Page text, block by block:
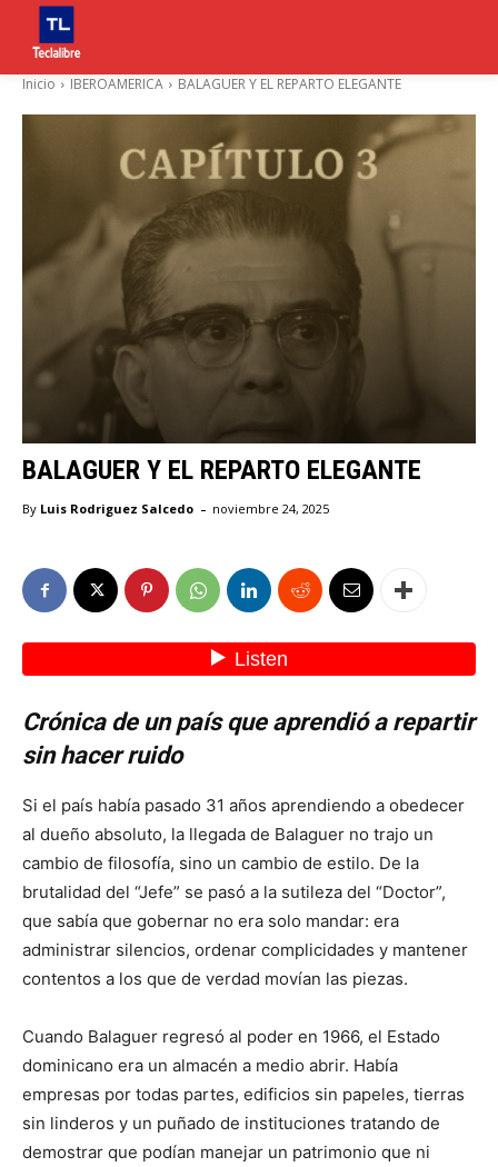
Inicio IBEROAMERICA BALAGUER Y EL REPARTO ELEGANTE
BALAGUER Y EL REPARTO ELEGANTE
By Luis Rodriguez Salcedo - noviembre 24, 2025
Crónica de un país que aprendió a repartir
sin hacer ruido
Si el país había pasado 31 años aprendiendo a obedecer
al dueño absoluto, la llegada de Balaguer no trajo un
cambio de filosofía, sino un cambio de estilo. De la
brutalidad del “Jefe” se pasó a la sutileza del “Doctor”,
que sabía que gobernar no era solo mandar: era
administrar silencios, ordenar complicidades y mantener
contentos a los que de verdad movían las piezas.
Cuando Balaguer regresó al poder en 1966, el Estado
dominicano era un almacén a medio abrir. Había
empresas por todas partes, edificios sin papeles, tierras
sin linderos y un puñado de instituciones tratando de
demostrar que podían manejar un patrimonio que ni